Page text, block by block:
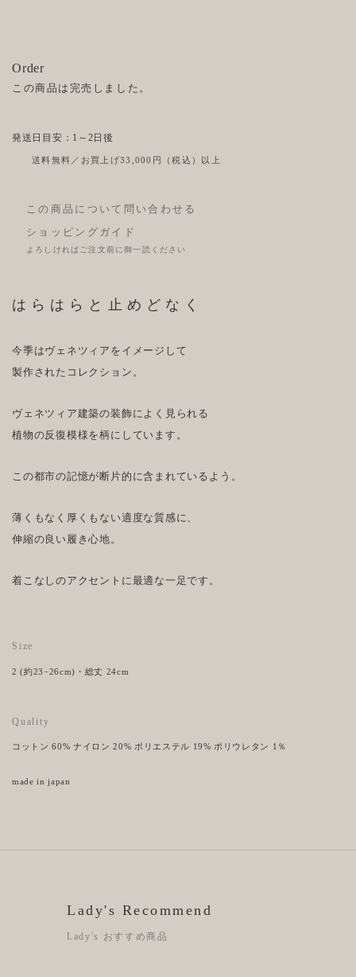
Order
この商品は完売しました。
発送日目安：1～2日後
送料無料／お買上げ33,000円（税込）以上
この商品について問い合わせる
ショッピングガイド
よろしければご注文前に御一読ください
はらはらと止めどなく
今季はヴェネツィアをイメージして
製作されたコレクション。
ヴェネツィア建築の装飾によく見られる
植物の反復模様を柄にしています。
この都市の記憶が断片的に含まれているよう。
薄くもなく厚くもない適度な質感に、
伸縮の良い履き心地。
着こなしのアクセントに最適な一足です。
Size
2 (約23−26cm)・総丈 24cm
Quality
コットン 60% ナイロン 20% ポリエステル 19% ポリウレタン 1％
made in japan
Lady's Recommend
Lady's おすすめ商品